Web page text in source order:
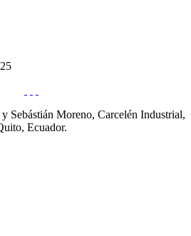
Sebástián Moreno, Carcelén Industrial,
Ecuador.